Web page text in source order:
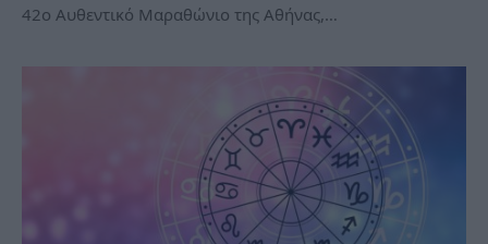
42ο Αυθεντικό Μαραθώνιο της Αθήνας,…